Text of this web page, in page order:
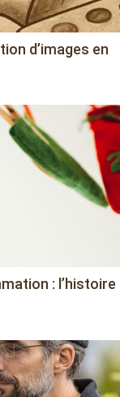
d’images en
: l’histoire